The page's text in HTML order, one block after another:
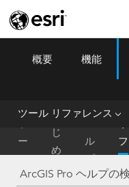
ArcGIS Pro Menu
概要 機能
ツール リファレンス
ー
ム
は
じ
め
に
ル
プ
フ
ァ
レ